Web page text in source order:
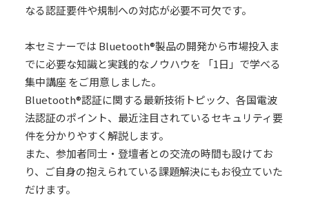
なる認証要件や規制への対応が必要不可欠です。
本セミナーでは Bluetooth®製品の開発から市場投入ま
でに必要な知識と実践的なノウハウを 「1日」で学べる
集中講座 をご用意しました。
Bluetooth®認証に関する最新技術トピック、各国電波
法認証のポイント、最近注目されているセキュリティ要
件を分かりやすく解説します。
また、参加者同士・登壇者との交流の時間も設けてお
り、ご自身の抱えられている課題解決にもお役立ていた
だけます。